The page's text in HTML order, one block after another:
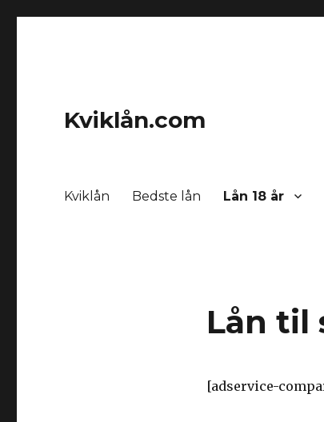
Kviklån.com
Kviklån Bedste lån Lån 18 år
Lån til
[adservice-